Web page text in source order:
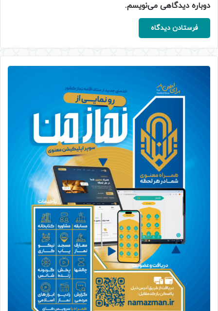
دوباره دیدگاهی می‌نویسم.